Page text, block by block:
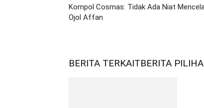
Kompol Cosmas: Tidak Ada Niat
Ojol Affan
BERITA TERKAITBERITA